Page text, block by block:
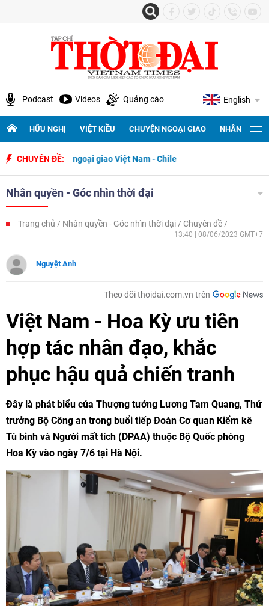
Podcast Videos Quảng cáo English
HỮU NGHỊ VIỆT KIỀU CHUYỆN NGOẠI GIAO NHÂN
CHUYÊN ĐỀ:
quan hệ ngoại giao Việt Nam - Chile
Nhân quyền - Góc nhìn thời đại
Trang chủ Nhân quyền - Góc nhìn thời đại Chuyên đề
13:40 | 08/06/2023 GMT+7
Nguyệt Anh
Theo dõi thoidai.com.vn trên
Việt Nam - Hoa Kỳ ưu tiên
hợp tác nhân đạo, khắc
phục hậu quả chiến tranh
Đây là phát biểu của Thượng tướng Lương Tam Quang, Thứ
trưởng Bộ Công an trong buổi tiếp Đoàn Cơ quan Kiểm kê
Tù binh và Người mất tích (DPAA) thuộc Bộ Quốc phòng
Hoa Kỳ vào ngày 7/6 tại Hà Nội.